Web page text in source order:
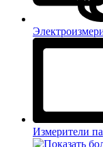
Измерители